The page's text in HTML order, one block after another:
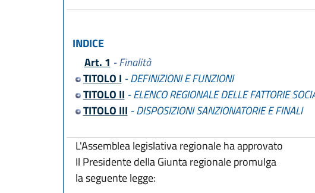
INDICE
Art. 1 - Finalità
TITOLO I - DEFINIZIONI E FUNZIONI
TITOLO II - ELENCO REGIONALE DELLE FATTORIE
TITOLO III - DISPOSIZIONI SANZIONATORIE E FINALI
L'Assemblea legislativa regionale ha approvato
Il Presidente della Giunta regionale promulga
la seguente legge: